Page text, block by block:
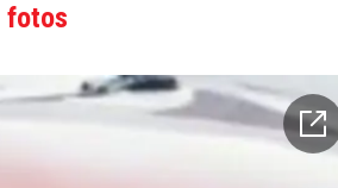
fotos